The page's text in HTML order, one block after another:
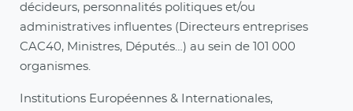
décideurs, personnalités politiques et/ou
administratives influentes (Directeurs entreprises
CAC40, Ministres, Députés…) au sein de 101 000
organismes.
Institutions Européennes & Internationales,